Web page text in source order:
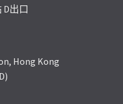
出口
Hong Kong